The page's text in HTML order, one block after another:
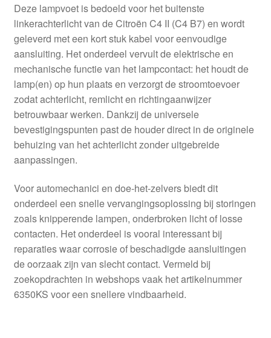
Deze lampvoet is bedoeld voor het buitenste
linkerachterlicht van de Citroën C4 II (C4 B7) en wordt
geleverd met een kort stuk kabel voor eenvoudige
aansluiting. Het onderdeel vervult de elektrische en
mechanische functie van het lampcontact: het houdt de
lamp(en) op hun plaats en verzorgt de stroomtoevoer
zodat achterlicht, remlicht en richtingaanwijzer
betrouwbaar werken. Dankzij de universele
bevestigingspunten past de houder direct in de originele
behuizing van het achterlicht zonder uitgebreide
aanpassingen.
Voor automechanici en doe-het-zelvers biedt dit
onderdeel een snelle vervangingsoplossing bij storingen
zoals knipperende lampen, onderbroken licht of losse
contacten. Het onderdeel is vooral interessant bij
reparaties waar corrosie of beschadigde aansluitingen
de oorzaak zijn van slecht contact. Vermeld bij
zoekopdrachten in webshops vaak het artikelnummer
6350KS voor een snellere vindbaarheid.